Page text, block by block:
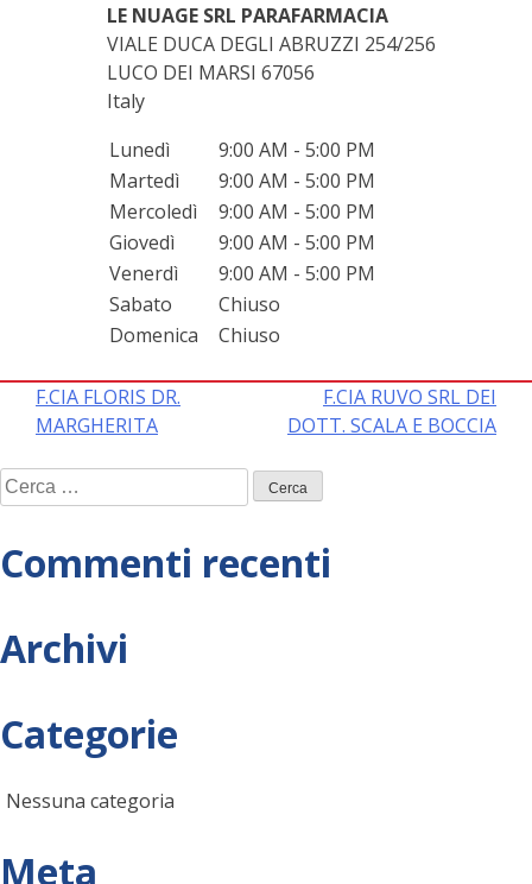
LE NUAGE SRL PARAFARMACIA
VIALE DUCA DEGLI ABRUZZI 254/256
LUCO DEI MARSI 67056
Italy
Lunedì
9:00 AM - 5:00 PM
Martedì
9:00 AM - 5:00 PM
Mercoledì
9:00 AM - 5:00 PM
Giovedì
9:00 AM - 5:00 PM
Venerdì
9:00 AM - 5:00 PM
Sabato
Chiuso
Domenica
Chiuso
Navigazione
articoli
F.CIA FLORIS DR.
MARGHERITA
F.CIA RUVO SRL DEI
DOTT. SCALA E BOCCIA
Ricerca
per:
Commenti recenti
Archivi
Categorie
Nessuna categoria
Meta